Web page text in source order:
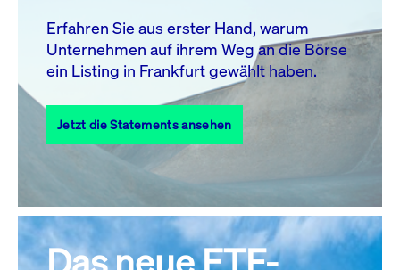
10 11 13 14
17
18 19 20 21 22
23
27 28
31
Alle Events
Erfahren Sie aus erster Hand, warum
Unternehmen auf ihrem Weg an die Börse
ein Listing in Frankfurt gewählt haben.
Jetzt die Statements ansehen